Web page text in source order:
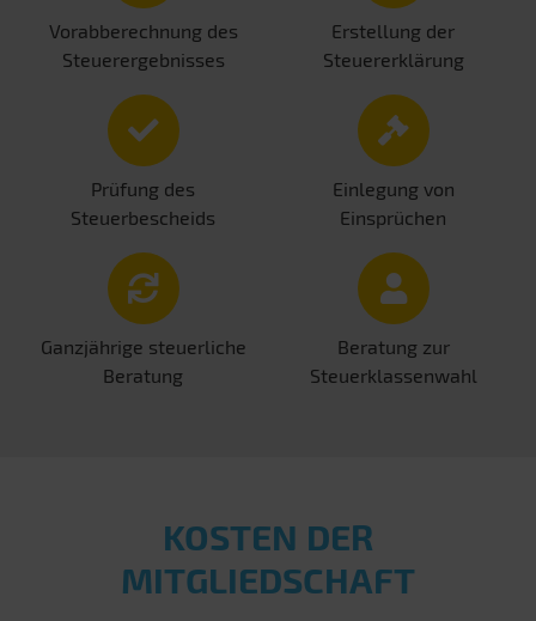
Vorabberechnung des
Steuerergebnisses
Erstellung der
Steuererklärung
Prüfung des
Steuerbescheids
Einlegung von
Einsprüchen
Ganzjährige steuerliche
Beratung
Beratung zur
Steuerklassenwahl
KOSTEN DER
MITGLIEDSCHAFT